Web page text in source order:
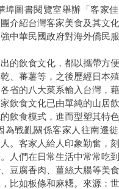
埠圖書閱覽室舉辦「客家
介紹台灣客家美食及其文
中華民國政府對海外僑民
的飲食文化，都以攜帶方
、蕃薯等，之後歷經日本
省的八大菜系輸入台灣，
飲食文化已由單純的山居
飲食模式，進而型塑其特
為戰亂關係客家人往南遷
。客家人給人印象勤奮，
人們在日常生活中常常吃
豆腐香肉、薑絲大腸等美
比如板條和麻糬。來源：